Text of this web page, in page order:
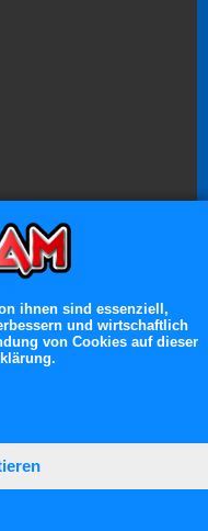
ihnen sind essenziell,
und wirtschaftlich
von Cookies auf dieser